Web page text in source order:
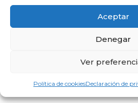
Aceptar
Denegar
Ver
Política de cookiesDeclaración de
La Escuela de Verano
programación con una
personas mayores